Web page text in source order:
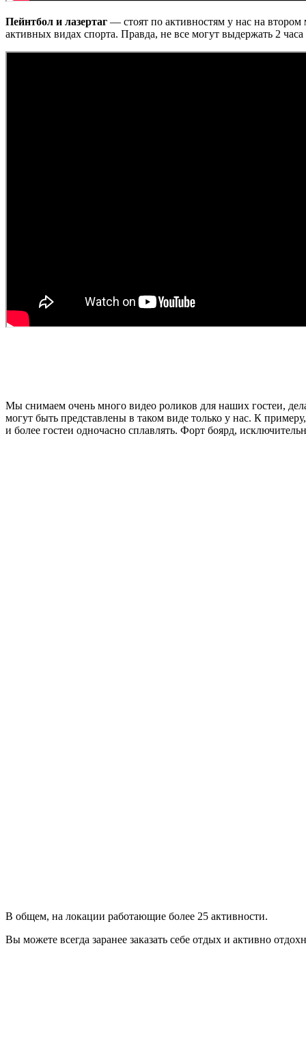
Пейнтбол и лазертаг — стоят по активностям у нас на втором
активных видах спорта. Правда, не все могут выдержать 2 часа
Мы снимаем очень много видео роликов для наших гостеи,
могут быть представлены в таком виде только у нас. К
и более гостеи одночасно сплавлять. Форт боярд,
В общем, на локации работающие более 25 активности.
Вы можете всегда заранее заказать себе отдых и активно